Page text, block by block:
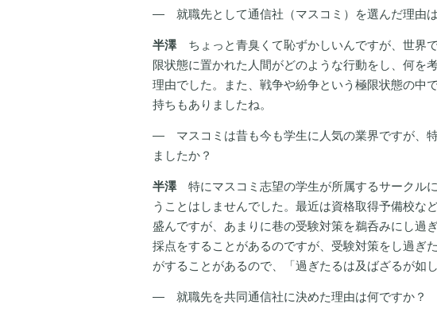
― 就職先として通信社（マスコミ）を選んだ理由は
半澤ちょっと青臭くて恥ずかしいんですが、世界
限状態に置かれた人間がどのような行動をし、何を
理由でした。また、戦争や紛争という極限状態の中
持ちもありましたね。
― マスコミは昔も今も学生に人気の業界ですが、
ましたか？
半澤特にマスコミ志望の学生が所属するサークル
うことはしませんでした。最近は資格取得予備校な
盛んですが、あまりに巷の受験対策を鵜呑みにし過
採点をすることがあるのですが、受験対策をし過ぎ
がすることがあるので、「過ぎたるは及ばざるが如し
― 就職先を共同通信社に決めた理由は何ですか？